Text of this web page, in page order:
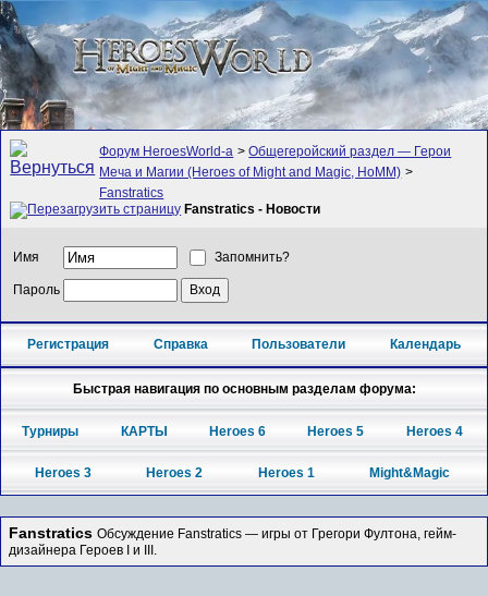
Форум HeroesWorld-а >Общегеройский раздел — Герои
Меча и Магии (Heroes of Might and Magic, HoMM) >
Fanstratics
Fanstratics - Новости
Имя Запомнить?
Пароль
Регистрация Справка Пользователи Календарь
Быстрая навигация по основным разделам форума:
Турниры КАРТЫ Heroes 6 Heroes 5 Heroes 4
Heroes 3 Heroes 2 Heroes 1 Might&Magic
Fanstratics Обсуждение Fanstratics — игры от Грегори Фултона, гейм-
дизайнера Героев I и III.